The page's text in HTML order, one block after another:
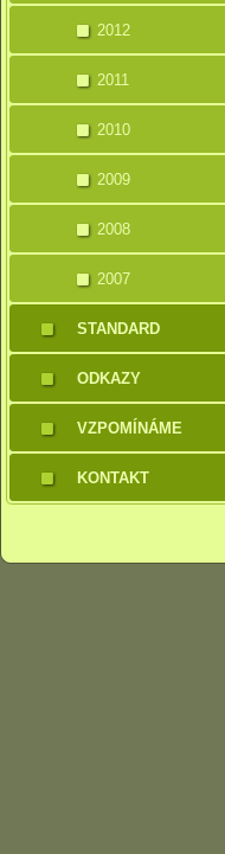
2012
2011
2010
2009
2008
2007
STANDARD
ODKAZY
VZPOMÍNÁME
KONTAKT